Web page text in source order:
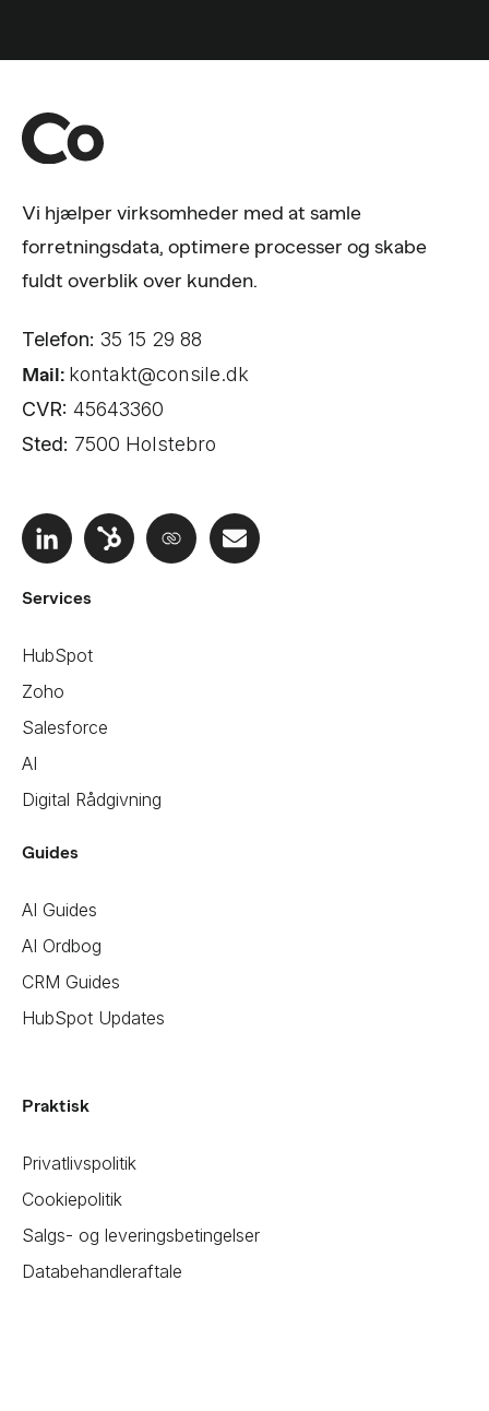
Vi hjælper virksomheder med at samle
forretningsdata, optimere processer og skabe
fuldt overblik over kunden.
Telefon: 35 15 29 88
Mail: kontakt@consile.dk
CVR: 45643360
Sted: 7500 Holstebro
Services
HubSpot
Zoho
Salesforce
AI
Digital Rådgivning
Guides
AI Guides
AI Ordbog
CRM Guides
HubSpot Updates
Praktisk
Privatlivspolitik
Cookiepolitik
Salgs- og leveringsbetingelser
Databehandleraftale